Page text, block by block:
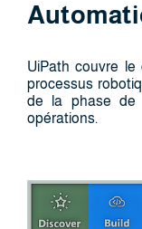
UiPath couvre le
processus
de la phase de
opérations.